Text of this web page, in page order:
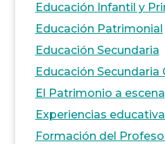
Educación Infantil y
Educación Patrimonial
Educación Secundaria
Educación
El Patrimonio a escena
Experiencias
Formación del